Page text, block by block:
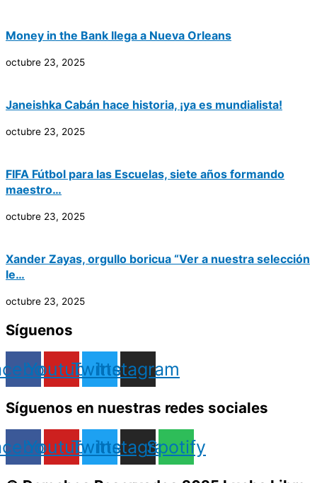
Money in the Bank llega a Nueva Orleans
octubre 23, 2025
Janeishka Cabán hace historia, ¡ya es mundialista!
octubre 23, 2025
FIFA Fútbol para las Escuelas, siete años formando
maestro…
octubre 23, 2025
Xander Zayas, orgullo boricua “Ver a nuestra selección
le…
octubre 23, 2025
Síguenos
YoutubeTwitter
Instagram
Síguenos en nuestras redes sociales
YoutubeTwitter
Instagram
Spotify